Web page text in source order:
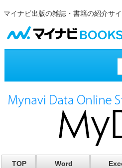
マイナビ出版の雑誌・書籍の紹介サイ
TOP Word